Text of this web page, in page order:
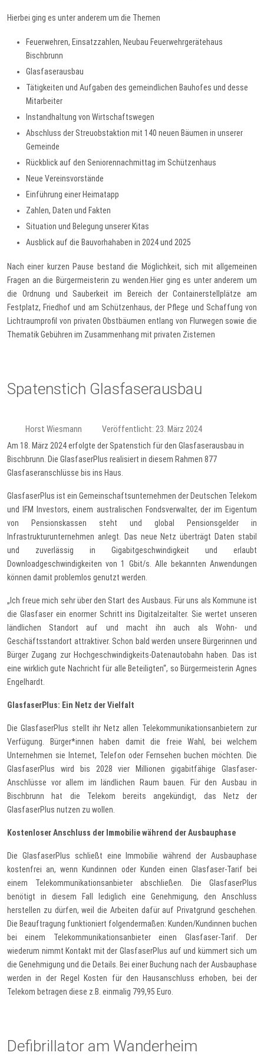
Hierbei ging es unter anderem um die Themen
Feuerwehren, Einsatzzahlen, Neubau Feuerwehrgerätehaus
Bischbrunn
Glasfaserausbau
Tätigkeiten und Aufgaben des gemeindlichen Bauhofes und desse
Mitarbeiter
Instandhaltung von Wirtschaftswegen
Abschluss der Streuobstaktion mit 140 neuen Bäumen in unserer
Gemeinde
Rückblick auf den Seniorennachmittag im Schützenhaus
Neue Vereinsvorstände
Einführung einer Heimatapp
Zahlen, Daten und Fakten
Situation und Belegung unserer Kitas
Ausblick auf die Bauvorhahaben in 2024 und 2025
Nach einer kurzen Pause bestand die Möglichkeit, sich mit allgemeinen
Fragen an die Bürgermeisterin zu wenden.Hier ging es unter anderem um
die Ordnung und Sauberkeit im Bereich der Containerstellplätze am
Festplatz, Friedhof und am Schützenhaus, der Pflege und Schaffung von
Lichtraumprofil von privaten Obstbäumen entlang von Flurwegen sowie die
Thematik Gebühren im Zusammenhang mit privaten Zisternen
Spatenstich Glasfaserausbau
Horst Wiesmann Veröffentlicht: 23. März 2024
Am 18. März 2024 erfolgte der Spatenstich für den Glasfaserausbau in
Bischbrunn. Die GlasfaserPlus realisiert in diesem Rahmen 877
Glasfaseranschlüsse bis ins Haus.
GlasfaserPlus ist ein Gemeinschaftsunternehmen der Deutschen Telekom
und IFM Investors, einem australischen Fondsverwalter, der im Eigentum
von Pensionskassen steht und global Pensionsgelder in
Infrastrukturunternehmen anlegt. Das neue Netz überträgt Daten stabil
und zuverlässig in Gigabitgeschwindigkeit und erlaubt
Downloadgeschwindigkeiten von 1 Gbit/s. Alle bekannten Anwendungen
können damit problemlos genutzt werden.
„Ich freue mich sehr über den Start des Ausbaus. Für uns als Kommune ist
die Glasfaser ein enormer Schritt ins Digitalzeitalter. Sie wertet unseren
ländlichen Standort auf und macht ihn auch als Wohn- und
Geschäftsstandort attraktiver. Schon bald werden unsere Bürgerinnen und
Bürger Zugang zur Hochgeschwindigkeits-Datenautobahn haben. Das ist
eine wirklich gute Nachricht für alle Beteiligten“, so Bürgermeisterin Agnes
Engelhardt.
GlasfaserPlus: Ein Netz der Vielfalt
Die GlasfaserPlus stellt ihr Netz allen Telekommunikationsanbietern zur
Verfügung. Bürger*innen haben damit die freie Wahl, bei welchem
Unternehmen sie Internet, Telefon oder Fernsehen buchen möchten. Die
GlasfaserPlus wird bis 2028 vier Millionen gigabitfähige Glasfaser-
Anschlüsse vor allem im ländlichen Raum bauen. Für den Ausbau in
Bischbrunn hat die Telekom bereits angekündigt, das Netz der
GlasfaserPlus nutzen zu wollen.
Kostenloser Anschluss der Immobilie während der Ausbauphase
Die GlasfaserPlus schließt eine Immobilie während der Ausbauphase
kostenfrei an, wenn Kundinnen oder Kunden einen Glasfaser-Tarif bei
einem Telekommunikationsanbieter abschließen. Die GlasfaserPlus
benötigt in diesem Fall lediglich eine Genehmigung, den Anschluss
herstellen zu dürfen, weil die Arbeiten dafür auf Privatgrund geschehen.
Die Beauftragung funktioniert folgendermaßen: Kunden/Kundinnen buchen
bei einem Telekommunikationsanbieter einen Glasfaser-Tarif. Der
wiederum nimmt Kontakt mit der GlasfaserPlus auf und kümmert sich um
die Genehmigung und die Details. Bei einer Buchung nach der Ausbauphase
werden in der Regel Kosten für den Hausanschluss erhoben, bei der
Telekom betragen diese z.B. einmalig 799,95 Euro.
Defibrillator am Wanderheim